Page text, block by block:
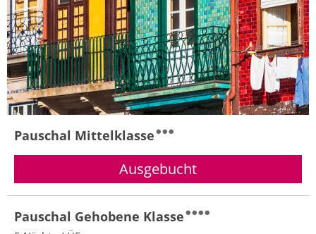
Pauschal Mittelklasse
Pauschal Gehobene Klasse